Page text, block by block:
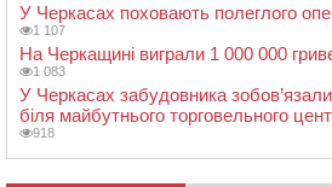
У Черкасах поховають полеглого
1 107
На Черкащині виграли 1 000 000
1 083
У Черкасах забудовника
біля майбутнього торговельного
918